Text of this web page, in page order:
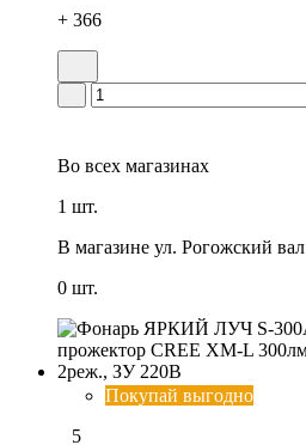
+ 366
Во всех магазинах
1 шт.
В магазине ул. Рогожский вал
0 шт.
Покупай выгодно
5